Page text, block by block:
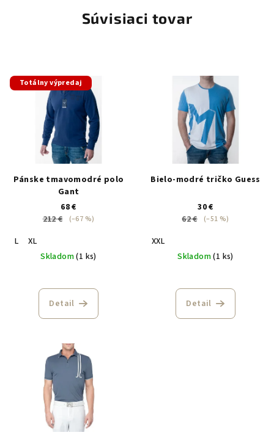
Súvisiaci tovar
Totálny výpredaj
Pánske tmavomodré polo
Gant
68 €
212 €
(–67 %)
L
XL
Skladom(1 ks)
Detail
Bielo-modré tričko Guess
30 €
62 €
(–51 %)
XXL
Skladom(1 ks)
Detail